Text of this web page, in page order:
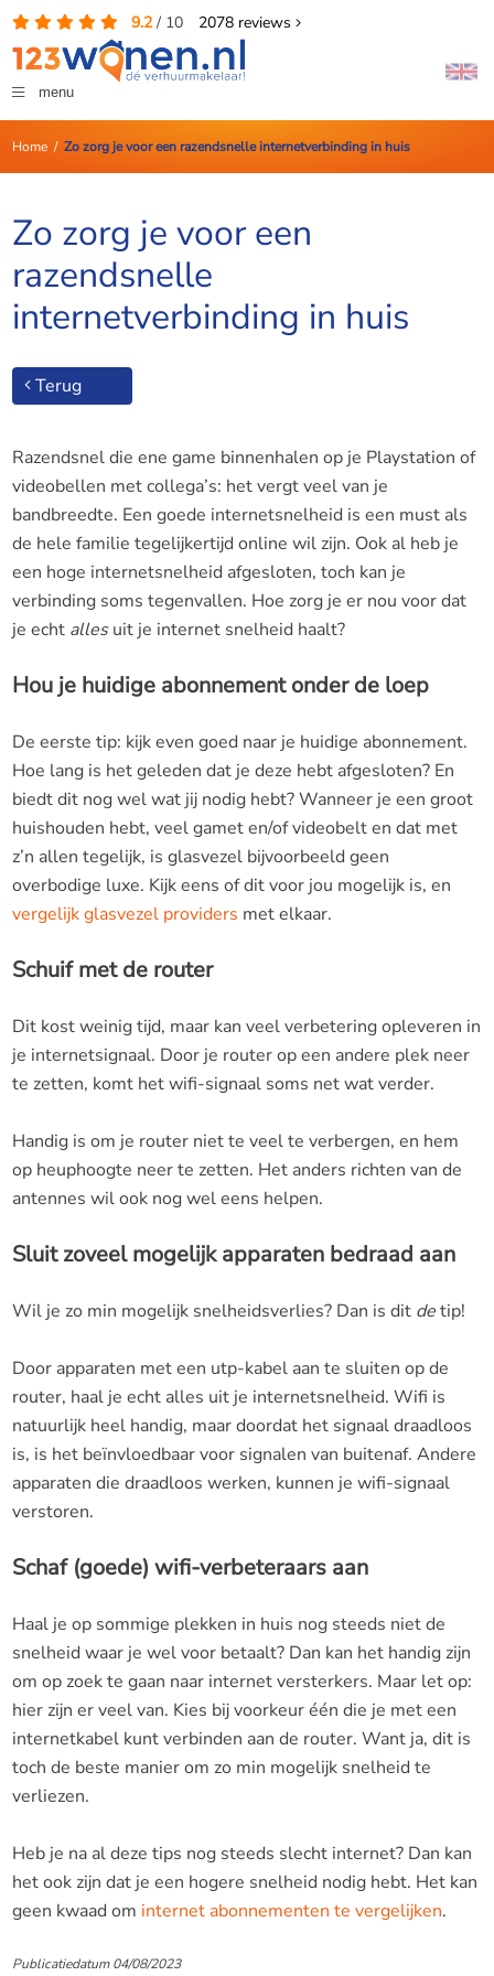
9.2/ 10 2078reviews
menu
Home/ Zo zorg je voor een razendsnelle internetverbinding in huis
Zo zorg je voor een
razendsnelle
internetverbinding in huis
Terug
Razendsnel die ene game binnenhalen op je Playstation of
videobellen met collega’s: het vergt veel van je
bandbreedte. Een goede internetsnelheid is een must als
de hele familie tegelijkertijd online wil zijn. Ook al heb je
een hoge internetsnelheid afgesloten, toch kan je
verbinding soms tegenvallen. Hoe zorg je er nou voor dat
je echt allesuit je internet snelheid haalt?
Hou je huidige abonnement onder de loep
De eerste tip: kijk even goed naar je huidige abonnement.
Hoe lang is het geleden dat je deze hebt afgesloten? En
biedt dit nog wel wat jij nodig hebt? Wanneer je een groot
huishouden hebt, veel gamet en/of videobelt en dat met
z’n allen tegelijk, is glasvezel bijvoorbeeld geen
overbodige luxe. Kijk eens of dit voor jou mogelijk is, en
vergelijk glasvezel providers met elkaar.
Schuif met de router
Dit kost weinig tijd, maar kan veel verbetering opleveren in
je internetsignaal. Door je router op een andere plek neer
te zetten, komt het wifi-signaal soms net wat verder.
Handig is om je router niet te veel te verbergen, en hem
op heuphoogte neer te zetten. Het anders richten van de
antennes wil ook nog wel eens helpen.
Sluit zoveel mogelijk apparaten bedraad aan
Wil je zo min mogelijk snelheidsverlies? Dan is dit detip!
Door apparaten met een utp-kabel aan te sluiten op de
router, haal je echt alles uit je internetsnelheid. Wifi is
natuurlijk heel handig, maar doordat het signaal draadloos
is, is het beïnvloedbaar voor signalen van buitenaf. Andere
apparaten die draadloos werken, kunnen je wifi-signaal
verstoren.
Schaf (goede) wifi-verbeteraars aan
Haal je op sommige plekken in huis nog steeds niet de
snelheid waar je wel voor betaalt? Dan kan het handig zijn
om op zoek te gaan naar internet versterkers. Maar let op:
hier zijn er veel van. Kies bij voorkeur één die je met een
internetkabel kunt verbinden aan de router. Want ja, dit is
toch de beste manier om zo min mogelijk snelheid te
verliezen.
Heb je na al deze tips nog steeds slecht internet? Dan kan
het ook zijn dat je een hogere snelheid nodig hebt. Het kan
geen kwaad om internet abonnementen te vergelijken.
Publicatiedatum 04/08/2023